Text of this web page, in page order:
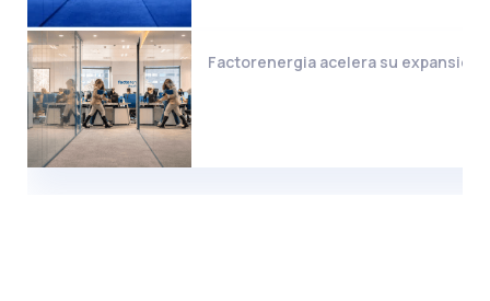
Factorenergia acelera su